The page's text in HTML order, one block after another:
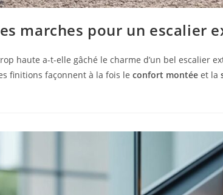
marches pour un escalier
haute a-t-elle gâché le charme d’un bel escalier
finitions façonnent à la fois le confort montée et la